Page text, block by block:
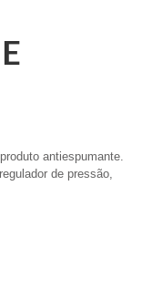
antiespumante.
de pressão,